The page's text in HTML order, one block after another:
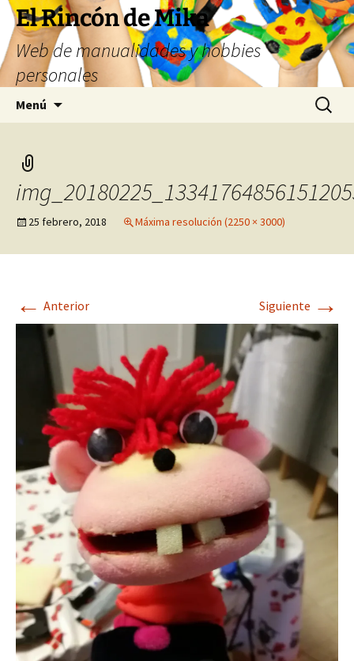
Saltar
contenido
El Rincón de Mika
Web de manualidades y hobbies
personales
Menú Buscar:
25 febrero, 2018 Máxima resolución (2250 × 3000)
← Anterior Siguiente →